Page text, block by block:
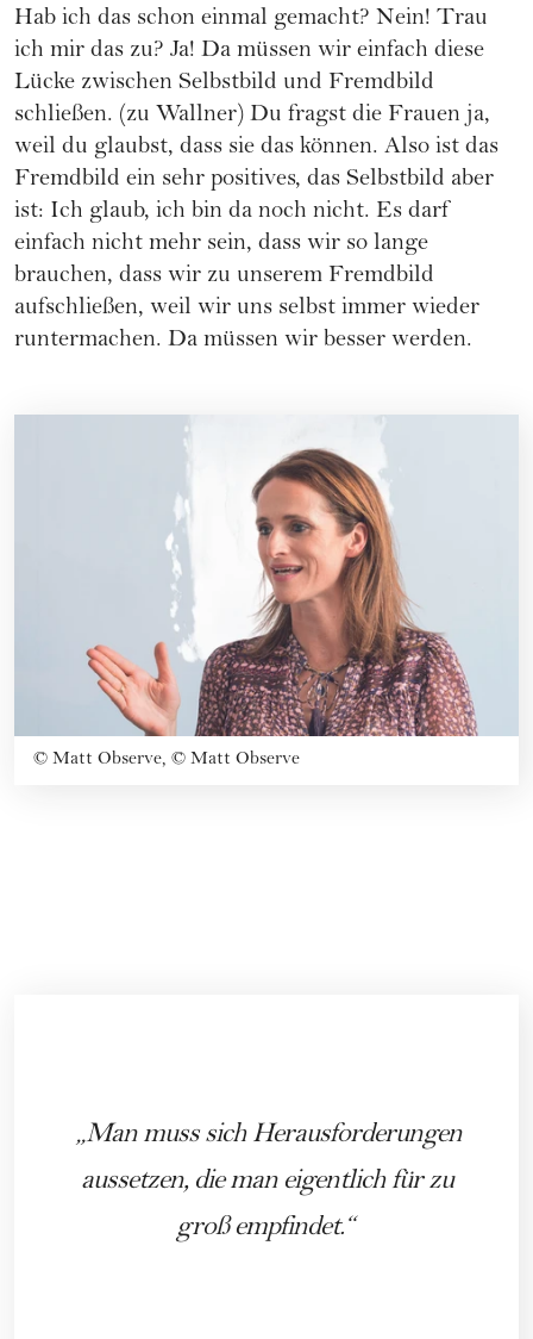
Hab ich das schon einmal gemacht? Nein! Trau
ich mir das zu? Ja! Da müssen wir einfach diese
Lücke zwischen Selbstbild und Fremdbild
schließen. (zu Wallner) Du fragst die Frauen ja,
weil du glaubst, dass sie das können. Also ist das
Fremdbild ein sehr positives, das Selbstbild aber
ist: Ich glaub, ich bin da noch nicht. Es darf
einfach nicht mehr sein, dass wir so lange
brauchen, dass wir zu unserem Fremdbild
aufschließen, weil wir uns selbst immer wieder
runtermachen. Da müssen wir besser werden.
© Matt Observe, © Matt Observe
Man muss sich Herausforderungen
aussetzen, die man eigentlich für zu
groß empfindet.